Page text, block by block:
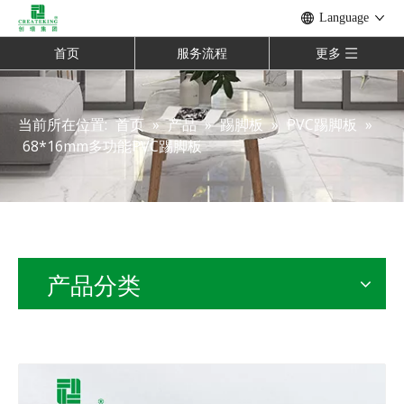
Language
首页 服务流程 更多
当前所在位置: 首页 » 产品 » 踢脚板 » PVC踢脚板 »
68*16mm多功能PVC踢脚板
产品分类